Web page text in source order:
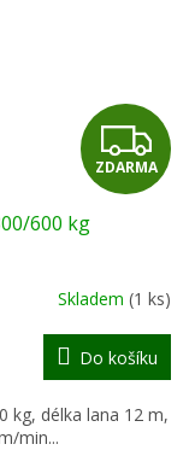
Z
D
R
M
A
ZDARMA
600 kg
Skladem (1 ks)
Do košíku
kg, délka lana 12 m,
min...